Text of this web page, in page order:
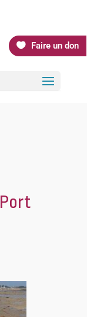
Faire un don